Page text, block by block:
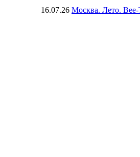
16.07.26 Москва. Лето. Bee-